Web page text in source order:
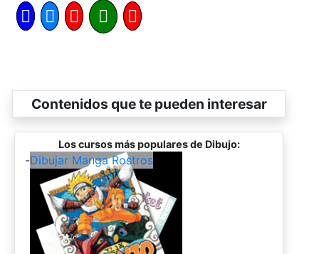
Contenidos que te pueden interesar
Los cursos más populares de Dibujo:
-Dibujar Manga Rostros